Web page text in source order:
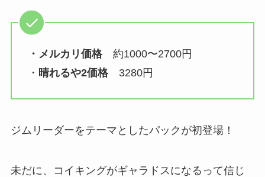
・メルカリ価格約1000〜2700円
・ 晴れるや2価格3280円
ジムリーダーをテーマとしたパックが初登場！
未だに、コイキングがギャラドスになるって信じ